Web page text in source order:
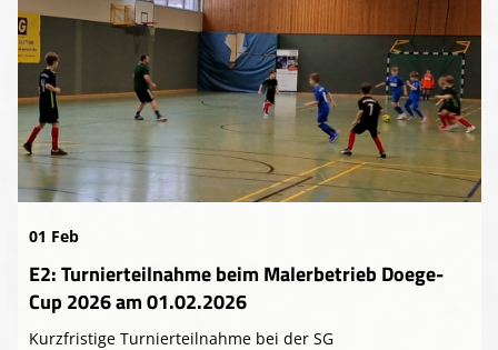
01 Feb
E2: Turnierteilnahme beim Malerbetrieb Doege-
Cup 2026 am 01.02.2026
Kurzfristige Turnierteilnahme bei der SG